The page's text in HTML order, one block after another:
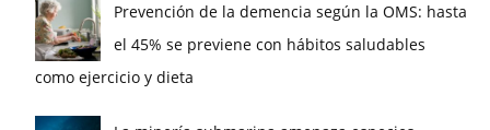
Prevención de la demencia según la OMS: hasta
el 45% se previene con hábitos saludables
como ejercicio y dieta